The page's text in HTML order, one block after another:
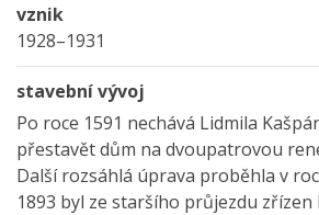
vznik
1928–1931
stavební vývoj
Po roce 1591 nechává Lidmila
přestavět dům na dvoupatrovou
Další rozsáhlá úprava proběhla v
1893 byl ze staršího průjezdu zřízen